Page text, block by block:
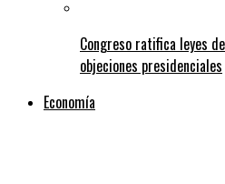
Congreso ratifica leyes
objeciones presidenciales
Economía